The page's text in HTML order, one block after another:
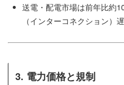
送電・配電市場は前年比約
（インターコネクション）
3. 電力価格と規制